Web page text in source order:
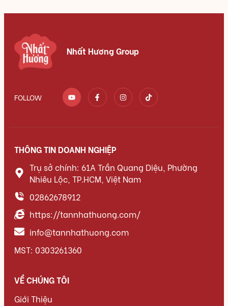
Nhất Hương Group
FOLLOW
THÔNG TIN DOANH NGHIỆP
Trụ sở chính: 61A Trần Quang Diệu, Phường
Nhiêu Lộc, TP.HCM, Việt Nam
02862678912
https://tannhathuong.com/
info@tannhathuong.com
MST: 0303261360
VỀ CHÚNG TÔI
Giới Thiệu